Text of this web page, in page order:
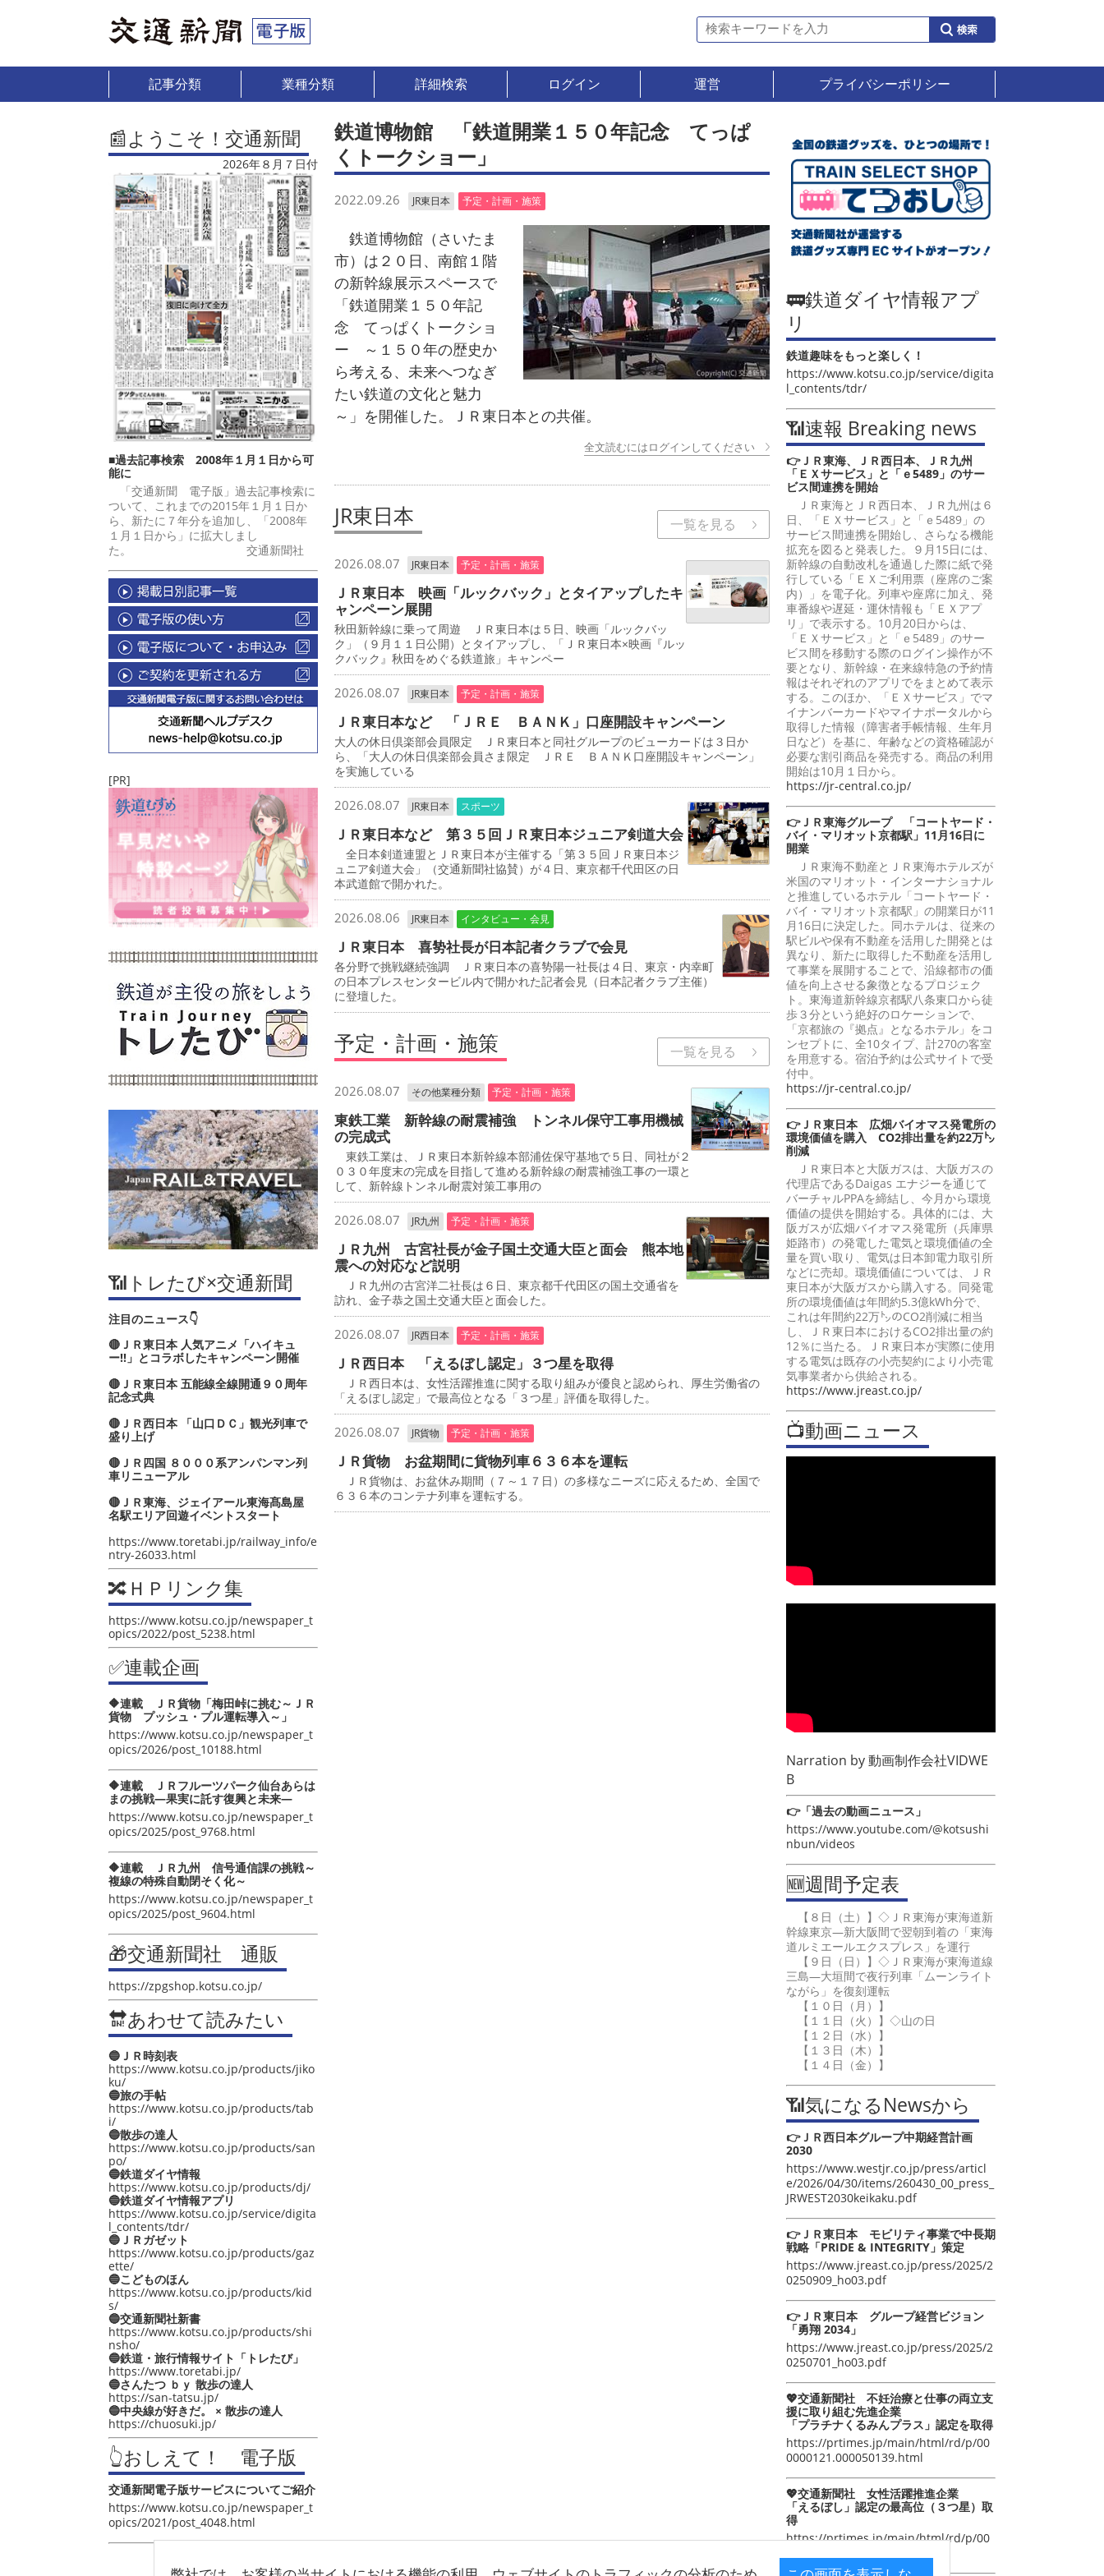
記事分類 業種分類 詳細検索 ログイン 運営 プライバシーポリシー
📰ようこそ！交通新聞
2026年８月７日付
■過去記事検索 2008年１月１日から可
能に
「交通新聞 電子版」過去記事検索に
ついて、これまでの2015年１月１日か
ら、新たに７年分を追加し、「2008年
１月１日から」に拡大しまし
た。 交通新聞社
[PR]
📶トレたび×交通新聞
注目のニュース👇
🔴ＪＲ東日本 人気アニメ「ハイキュ
ー‼」とコラボしたキャンペーン開催
🔴ＪＲ東日本 五能線全線開通９０周年
記念式典
🔴ＪＲ西日本 「山口ＤＣ」観光列車で
盛り上げ
🔴ＪＲ四国 ８０００系アンパンマン列
車リニューアル
🔴ＪＲ東海、ジェイアール東海髙島屋
名駅エリア回遊イベントスタート
https://www.toretabi.jp/railway_info/e
ntry-26033.html
🔀ＨＰリンク集
https://www.kotsu.co.jp/newspaper_t
opics/2022/post_5238.html
✅連載企画
🔶連載 ＪＲ貨物「梅田峠に挑む～ＪＲ
貨物 プッシュ・プル運転導入～」
https://www.kotsu.co.jp/newspaper_t
opics/2026/post_10188.html
🔶連載 ＪＲフルーツパーク仙台あらは
まの挑戦―果実に託す復興と未来―
https://www.kotsu.co.jp/newspaper_t
opics/2025/post_9768.html
🔶連載 ＪＲ九州 信号通信課の挑戦～
複線の特殊自動閉そく化～
https://www.kotsu.co.jp/newspaper_t
opics/2025/post_9604.html
🎁交通新聞社 通販
https://zpgshop.kotsu.co.jp/
🔛あわせて読みたい
🔵ＪＲ時刻表
https://www.kotsu.co.jp/products/jiko
ku/
🔵旅の手帖
https://www.kotsu.co.jp/products/tab
i/
🔵散歩の達人
https://www.kotsu.co.jp/products/san
po/
🔵鉄道ダイヤ情報
https://www.kotsu.co.jp/products/dj/
🔵鉄道ダイヤ情報アプリ
https://www.kotsu.co.jp/service/digita
l_contents/tdr/
🔵ＪＲガゼット
https://www.kotsu.co.jp/products/gaz
ette/
🔵こどものほん
https://www.kotsu.co.jp/products/kid
s/
🔵交通新聞社新書
https://www.kotsu.co.jp/products/shi
nsho/
🔵鉄道・旅行情報サイト「トレたび」
https://www.toretabi.jp/
🔵さんたつ ｂｙ 散歩の達人
https://san-tatsu.jp/
🔵中央線が好きだ。 × 散歩の達人
https://chuosuki.jp/
👆おしえて！ 電子版
交通新聞電子版サービスについてご紹介
https://www.kotsu.co.jp/newspaper_t
opics/2021/post_4048.html
鉄道博物館 「鉄道開業１５０年記念 てっぱ
くトークショー」
2022.09.26 JR東日本 予定・計画・施策
鉄道博物館（さいたま
市）は２０日、南館１階
の新幹線展示スペースで
「鉄道開業１５０年記
念 てっぱくトークショ
ー ～１５０年の歴史か
ら考える、未来へつなぎ
たい鉄道の文化と魅力
～」を開催した。ＪＲ東日本との共催。
全文読むにはログインしてください
JR東日本 一覧を見る
2026.08.07 JR東日本 予定・計画・施策
ＪＲ東日本 映画「ルックバック」とタイアップしたキ
ャンペーン展開
秋田新幹線に乗って周遊 ＪＲ東日本は５日、映画「ルックバッ
ク」（９月１１日公開）とタイアップし、「ＪＲ東日本×映画『ルッ
クバック』秋田をめぐる鉄道旅」キャンペー
2026.08.07 JR東日本 予定・計画・施策
ＪＲ東日本など 「ＪＲＥ ＢＡＮＫ」口座開設キャンペーン
大人の休日倶楽部会員限定 ＪＲ東日本と同社グループのビューカードは３日か
ら、「大人の休日倶楽部会員さま限定 ＪＲＥ ＢＡＮＫ口座開設キャンペーン」
を実施している
2026.08.07 JR東日本 スポーツ
ＪＲ東日本など 第３５回ＪＲ東日本ジュニア剣道大会
全日本剣道連盟とＪＲ東日本が主催する「第３５回ＪＲ東日本ジ
ュニア剣道大会」（交通新聞社協賛）が４日、東京都千代田区の日
本武道館で開かれた。
2026.08.06 JR東日本 インタビュー・会見
ＪＲ東日本 喜㔟社長が日本記者クラブで会見
各分野で挑戦継続強調 ＪＲ東日本の喜㔟陽一社長は４日、東京・内幸町
の日本プレスセンタービル内で開かれた記者会見（日本記者クラブ主催）
に登壇した。
予定・計画・施策 一覧を見る
2026.08.07 その他業種分類 予定・計画・施策
東鉄工業 新幹線の耐震補強 トンネル保守工事用機械
の完成式
東鉄工業は、ＪＲ東日本新幹線本部浦佐保守基地で５日、同社が２
０３０年度末の完成を目指して進める新幹線の耐震補強工事の一環と
して、新幹線トンネル耐震対策工事用の
2026.08.07 JR九州 予定・計画・施策
ＪＲ九州 古宮社長が金子国土交通大臣と面会 熊本地
震への対応など説明
ＪＲ九州の古宮洋二社長は６日、東京都千代田区の国土交通省を
訪れ、金子恭之国土交通大臣と面会した。
2026.08.07 JR西日本 予定・計画・施策
ＪＲ西日本 「えるぼし認定」３つ星を取得
ＪＲ西日本は、女性活躍推進に関する取り組みが優良と認められ、厚生労働省の
「えるぼし認定」で最高位となる「３つ星」評価を取得した。
2026.08.07 JR貨物 予定・計画・施策
ＪＲ貨物 お盆期間に貨物列車６３６本を運転
ＪＲ貨物は、お盆休み期間（７～１７日）の多様なニーズに応えるため、全国で
６３６本のコンテナ列車を運転する。
🚃鉄道ダイヤ情報アプ
リ
鉄道趣味をもっと楽しく！
https://www.kotsu.co.jp/service/digita
l_contents/tdr/
📶速報 Breaking news
👉ＪＲ東海、ＪＲ西日本、ＪＲ九州
「ＥＸサービス」と「ｅ5489」のサー
ビス間連携を開始
ＪＲ東海とＪＲ西日本、ＪＲ九州は６
日、「ＥＸサービス」と「ｅ5489」の
サービス間連携を開始し、さらなる機能
拡充を図ると発表した。９月15日には、
新幹線の自動改札を通過した際に紙で発
行している「ＥＸご利用票（座席のご案
内）」を電子化。列車や座席に加え、発
車番線や遅延・運休情報も「ＥＸアプ
リ」で表示する。10月20日からは、
「ＥＸサービス」と「ｅ5489」のサー
ビス間を移動する際のログイン操作が不
要となり、新幹線・在来線特急の予約情
報はそれぞれのアプリでをまとめて表示
する。このほか、「ＥＸサービス」でマ
イナンバーカードやマイナポータルから
取得した情報（障害者手帳情報、生年月
日など）を基に、年齢などの資格確認が
必要な割引商品を発売する。商品の利用
開始は10月１日から。
https://jr-central.co.jp/
👉ＪＲ東海グループ 「コートヤード・
バイ・マリオット京都駅」11月16日に
開業
ＪＲ東海不動産とＪＲ東海ホテルズが
米国のマリオット・インターナショナル
と推進しているホテル「コートヤード・
バイ・マリオット京都駅」の開業日が11
月16日に決定した。同ホテルは、従来の
駅ビルや保有不動産を活用した開発とは
異なり、新たに取得した不動産を活用し
て事業を展開することで、沿線都市の価
値を向上させる象徴となるプロジェク
ト。東海道新幹線京都駅八条東口から徒
歩３分という絶好のロケーションで、
「京都旅の『拠点』となるホテル」をコ
ンセプトに、全10タイプ、計270の客室
を用意する。宿泊予約は公式サイトで受
付中。
https://jr-central.co.jp/
👉ＪＲ東日本 広畑バイオマス発電所の
環境価値を購入 CO2排出量を約22万㌧
削減
ＪＲ東日本と大阪ガスは、大阪ガスの
代理店であるDaigas エナジーを通じて
バーチャルPPAを締結し、今月から環境
価値の提供を開始する。具体的には、大
阪ガスが広畑バイオマス発電所（兵庫県
姫路市）の発電した電気と環境価値の全
量を買い取り、電気は日本卸電力取引所
などに売却。環境価値については、ＪＲ
東日本が大阪ガスから購入する。同発電
所の環境価値は年間約5.3億kWh分で、
これは年間約22万㌧のCO2削減に相当
し、ＪＲ東日本におけるCO2排出量の約
12％に当たる。ＪＲ東日本が実際に使用
する電気は既存の小売契約により小売電
気事業者から供給される。
https://www.jreast.co.jp/
📺動画ニュース
Narration by動画制作会社VIDWE
B
👉「過去の動画ニュース」
https://www.youtube.com/@kotsushi
nbun/videos
🆕週間予定表
【８日（土）】◇ＪＲ東海が東海道新
幹線東京―新大阪間で翌朝到着の「東海
道ルミエールエクスプレス」を運行
【９日（日）】◇ＪＲ東海が東海道線
三島―大垣間で夜行列車「ムーンライト
ながら」を復刻運転
【１０日（月）】
【１１日（火）】◇山の日
【１２日（水）】
【１３日（木）】
【１４日（金）】
📶気になるNewsから
👉ＪＲ西日本グループ中期経営計画
2030
https://www.westjr.co.jp/press/articl
e/2026/04/30/items/260430_00_press_
JRWEST2030keikaku.pdf
👉ＪＲ東日本 モビリティ事業で中長期
戦略「PRIDE & INTEGRITY」策定
https://www.jreast.co.jp/press/2025/2
0250909_ho03.pdf
👉ＪＲ東日本 グループ経営ビジョン
「勇翔 2034」
https://www.jreast.co.jp/press/2025/2
0250701_ho03.pdf
💖交通新聞社 不妊治療と仕事の両立支
援に取り組む先進企業
「プラチナくるみんプラス」認定を取得
https://prtimes.jp/main/html/rd/p/00
0000121.000050139.html
💖交通新聞社 女性活躍推進企業
「えるぼし」認定の最高位（３つ星）取
得
https://prtimes.jp/main/html/rd/p/00